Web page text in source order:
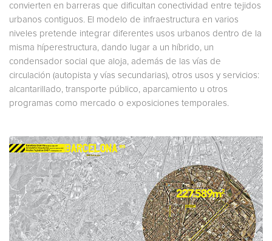
convierten en barreras que dificultan conectividad entre tejidos
urbanos contiguos. El modelo de infraestructura en varios
niveles pretende integrar diferentes usos urbanos dentro de la
misma híperestructura, dando lugar a un híbrido, un
condensador social que aloja, además de las vías de
circulación (autopista y vías secundarias), otros usos y servicios:
alcantarillado, transporte público, aparcamiento u otros
programas como mercado o exposiciones temporales.